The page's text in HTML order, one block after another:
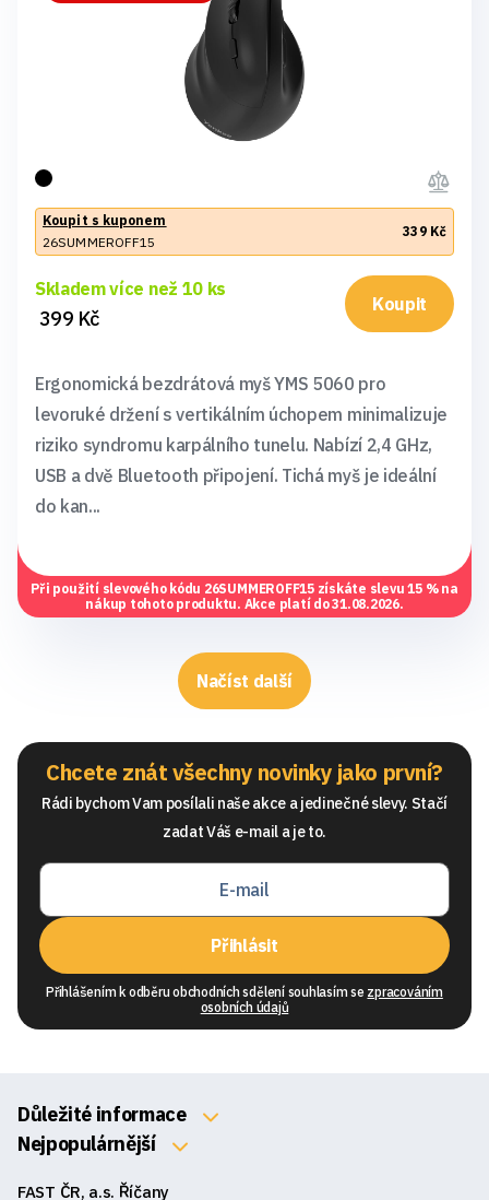
Koupit s kuponem
26SUMMEROFF15
339 Kč
Skladem více než 10 ks
399 Kč
Koupit
Ergonomická bezdrátová myš YMS 5060 pro
levoruké držení s vertikálním úchopem minimalizuje
riziko syndromu karpálního tunelu. Nabízí 2,4 GHz,
USB a dvě Bluetooth připojení. Tichá myš je ideální
do kan...
Při použití slevového kódu 26SUMMEROFF15 získáte slevu 15 % na
nákup tohoto produktu. Akce platí do 31.08.2026.
Načíst další
Chcete znát všechny novinky jako první?
Rádi bychom Vam posílali naše akce a jedinečné slevy. Stačí
zadat Váš e-mail a je to.
Přihlásit
Přihlášením k odběru obchodních sdělení souhlasím se zpracováním
osobních údajů
Důležité informace
O nás
Nejpopulárnější
FAST ČR, a.s. Říčany